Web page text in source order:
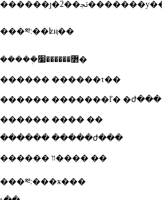
���༭:��ʫң��
�����ܲ߻������׷�
������ ������τ��
������ �������ľ� �ժ���
������ ���� ��
������ �����ժ���
������ װ���� ��
���༭:���ӿ���